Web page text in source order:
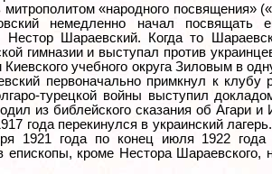
«народного посвящения»
немедленно начал посвящать
Нестор Шараевский. Когда то
гимназии и выступал против
Киевского учебного округа Зиловым в
первоначально примкнул к клубу
турецкой войны выступил
из библейского сказания об Агари
года перекинулся в украинский
1921 года по конец июля 1922
епископы, кроме Нестора Шараевского,